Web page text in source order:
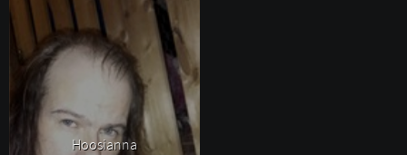
Hoosianna